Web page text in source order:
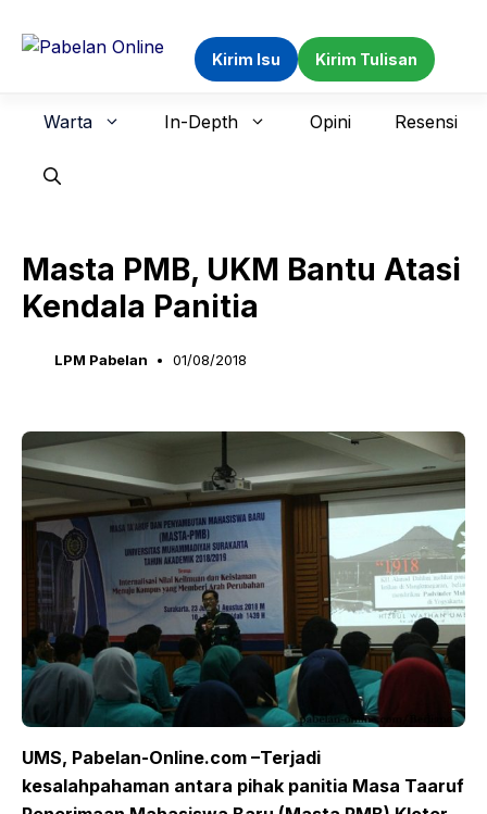
Kirim Isu Kirim Tulisan
Warta In-Depth Opini Resensi
Masta PMB, UKM Bantu Atasi
Kendala Panitia
LPM Pabelan 01/08/2018
UMS, Pabelan-Online.com –Terjadi
kesalahpahaman antara pihak panitia Masa Taaruf